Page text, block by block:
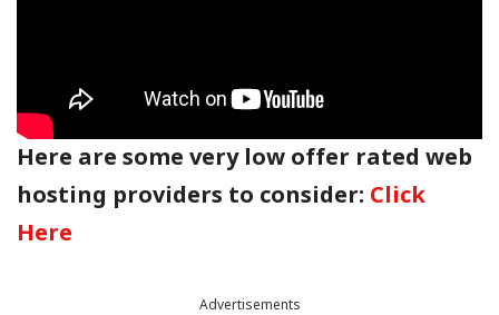
Here are some very low offer rated web
hosting providers to consider: Click
Here
Advertisements